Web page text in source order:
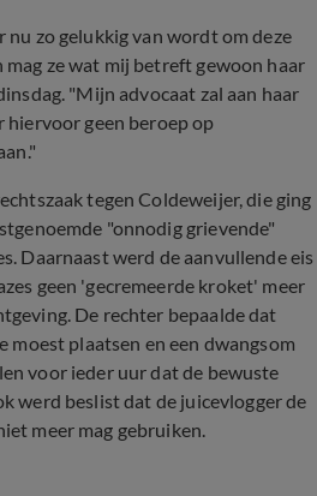
nu zo gelukkig van wordt om deze
ze wat mij betreft gewoon haar
"Mijn advocaat zal aan haar
hiervoor geen beroep op
tegen Coldeweijer, die ging
"onnodig grievende"
Daarnaast werd de aanvullende eis
geen 'gecremeerde kroket' meer
De rechter bepaalde dat
plaatsen en een dwangsom
voor ieder uur dat de bewuste
werd beslist dat de juicevlogger de
meer mag gebruiken.